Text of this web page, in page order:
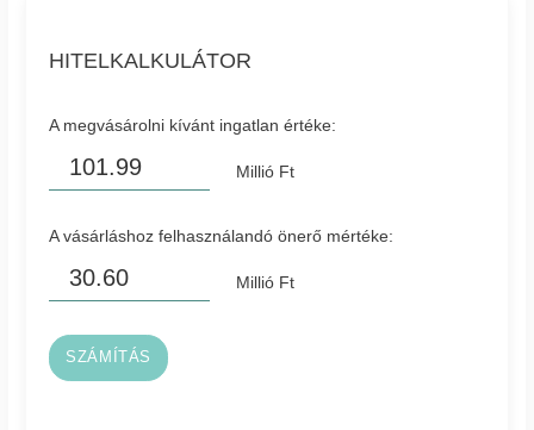
HITELKALKULÁTOR
A megvásárolni kívánt ingatlan értéke:
Millió Ft
A vásárláshoz felhasználandó önerő mértéke:
Millió Ft
SZÁMÍTÁS